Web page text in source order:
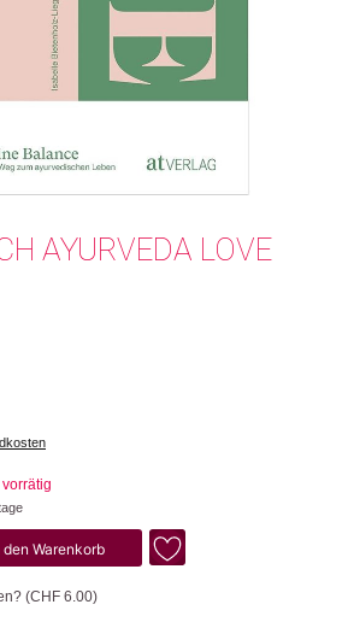
AYURVEDA LOVE
den Warenkorb
(CHF 6.00)